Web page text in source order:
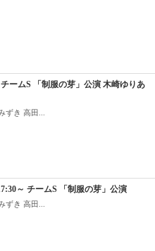
ームS 「制服の芽」公演 木崎ゆりあ
ずき 高田...
～ チームS 「制服の芽」公演
ずき 高田...